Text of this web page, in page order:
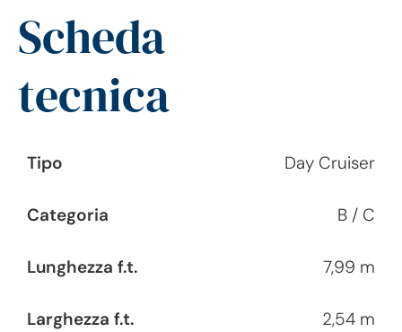
Scheda
tecnica
Tipo Day Cruiser
Categoria B / C
Lunghezza f.t. 7,99 m
Larghezza f.t. 2,54 m